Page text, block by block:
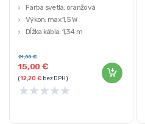
Farba svetla: oranžová
Výkon: max 1,5 W
Dĺžka kábla: 1,34 m
m2
15,00€
21,00€
(12,20€bez DPH)
★★★★★